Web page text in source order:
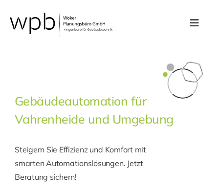
Inhalt
springen
Toggle
Unternehmen
Karriere
Kontakt
Gebäudeautomation für
Vahrenheide und Umgebung
Steigern Sie Effizienz und Komfort mit
smarten Automationslösungen. Jetzt
Beratung sichern!